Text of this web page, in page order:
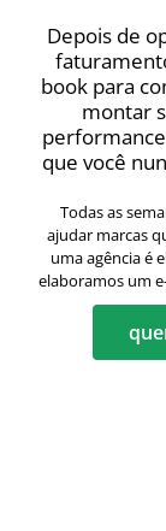
Depois de
book para
montar
que você
Todas as
ajudar marcas
uma agência é
elaboramos um